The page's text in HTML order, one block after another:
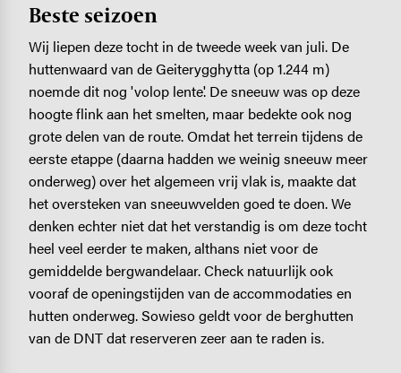
Beste seizoen
Wij liepen deze tocht in de tweede week van juli. De
huttenwaard van de Geiterygghytta (op 1.244 m)
noemde dit nog 'volop lente'. De sneeuw was op deze
hoogte flink aan het smelten, maar bedekte ook nog
grote delen van de route. Omdat het terrein tijdens de
eerste etappe (daarna hadden we weinig sneeuw meer
onderweg) over het algemeen vrij vlak is, maakte dat
het oversteken van sneeuwvelden goed te doen. We
denken echter niet dat het verstandig is om deze tocht
heel veel eerder te maken, althans niet voor de
gemiddelde bergwandelaar. Check natuurlijk ook
vooraf de openingstijden van de accommodaties en
hutten onderweg. Sowieso geldt voor de berghutten
van de DNT dat reserveren zeer aan te raden is.